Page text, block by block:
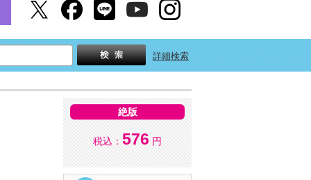
詳細検索
絶版
税込： 576 円